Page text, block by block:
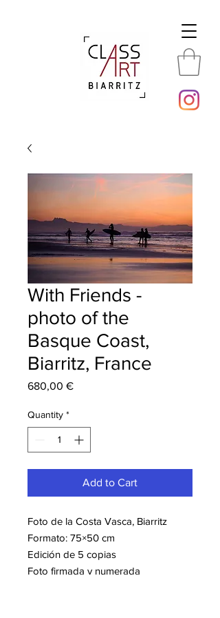
With Friends -
photo of the
Basque Coast,
Biarritz, France
680,00 €Price
Quantity *
Add to Cart
Foto de la Costa Vasca, Biarritz
Formato: 75×50 cm
Edición de 5 copias
Foto firmada y numerada